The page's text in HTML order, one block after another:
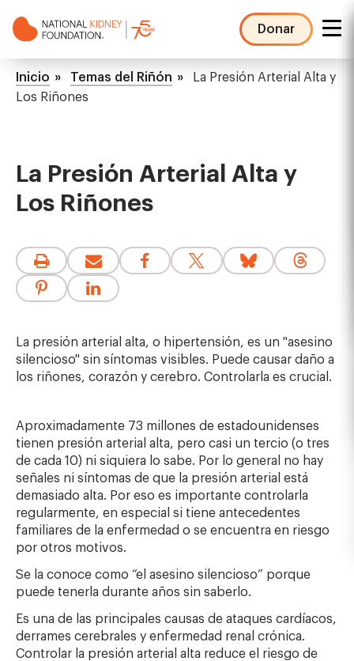
Donar
NKF
Mega
Menu
Ruta
de
Inicio Temas del Riñón
La Presión Arterial Alta y
Los Riñones
La Presión Arterial Alta y
Los Riñones
La presión arterial alta, o hipertensión, es un "asesino
silencioso" sin síntomas visibles. Puede causar daño a
los riñones, corazón y cerebro. Controlarla es crucial.
Aproximadamente 73 millones de estadounidenses
tienen presión arterial alta, pero casi un tercio (o tres
de cada 10) ni siquiera lo sabe. Por lo general no hay
señales ni síntomas de que la presión arterial está
demasiado alta. Por eso es importante controlarla
regularmente, en especial si tiene antecedentes
familiares de la enfermedad o se encuentra en riesgo
por otros motivos.
Se la conoce como “el asesino silencioso” porque
puede tenerla durante años sin saberlo.
Es una de las principales causas de ataques cardíacos,
derrames cerebrales y enfermedad renal crónica.
Controlar la presión arterial alta reduce el riesgo de